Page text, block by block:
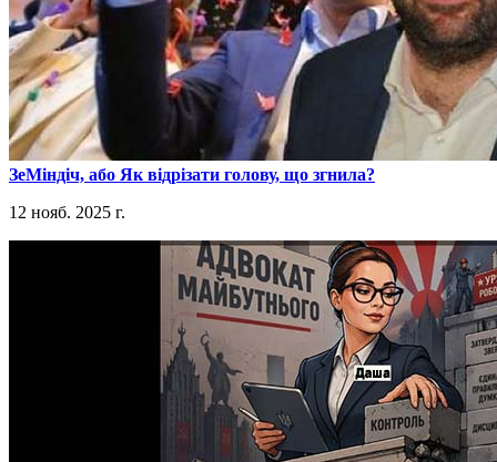
​ЗеМіндіч, або Як відрізати голову, що згнила?
12 нояб. 2025 г.